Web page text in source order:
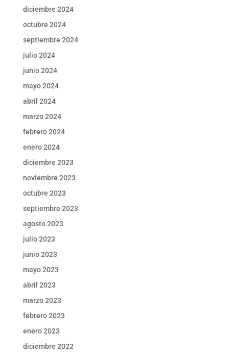
diciembre 2024
octubre 2024
septiembre 2024
julio 2024
junio 2024
mayo 2024
abril 2024
marzo 2024
febrero 2024
enero 2024
diciembre 2023
noviembre 2023
octubre 2023
septiembre 2023
agosto 2023
julio 2023
junio 2023
mayo 2023
abril 2023
marzo 2023
febrero 2023
enero 2023
diciembre 2022